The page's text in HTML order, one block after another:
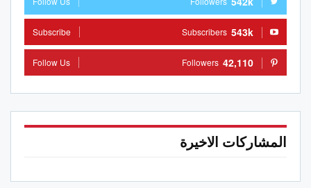
543k
Subscribers
Subscribe
42,110
Followers
Follow Us
المشاركات الاخيرة